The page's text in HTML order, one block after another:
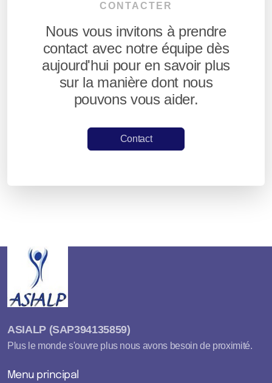
CONTACTER
Nous vous invitons à prendre
contact avec notre équipe dès
aujourd'hui pour en savoir plus
sur la manière dont nous
pouvons vous aider.
Contact
ASIALP (SAP394135859)
Plus le monde s'ouvre plus nous avons besoin de proximité.
Menu principal